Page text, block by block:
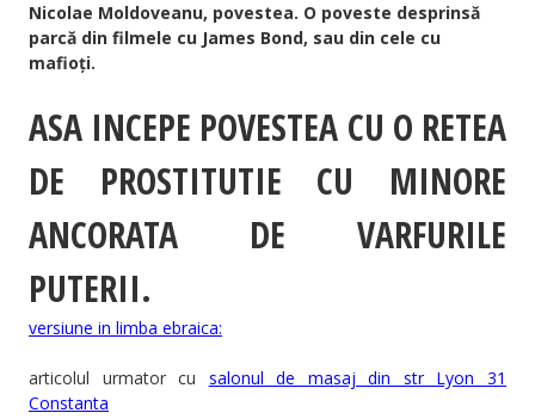
Nicolae Moldoveanu, povestea. O poveste desprinsă
parcă din filmele cu James Bond, sau din cele cu
mafioți.
ASA INCEPE POVESTEA CU O RETEA
DE PROSTITUTIE CU MINORE
ANCORATA DE VARFURILE
PUTERII.
versiune in limba ebraica:
articolul urmator cu salonul de masaj din str Lyon 31
Constanta